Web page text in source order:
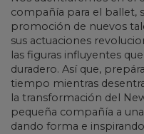
compañía para el ballet,
promoción de nuevos
sus actuaciones
las figuras influyentes
duradero. Así que,
tiempo mientras
la transformación del
pequeña compañía a
dando forma e